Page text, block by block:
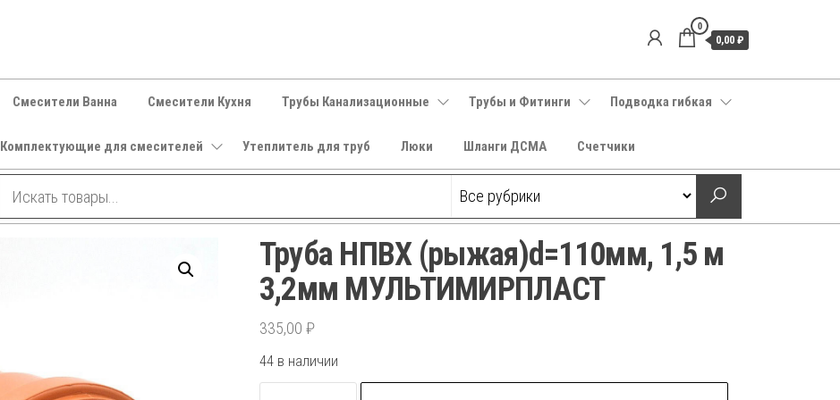
0
0,00 ₽
Смесители Ванна Смесители Кухня Трубы Канализационные Трубы и Фитинги Подводка гибкая
Комплектующие для смесителей Утеплитель для труб Люки Шланги ДСМА Счетчики
Труба НПВХ (рыжая)d=110мм, 1,5 м
3,2мм МУЛЬТИМИРПЛАСТ
335,00 ₽
44 в наличии